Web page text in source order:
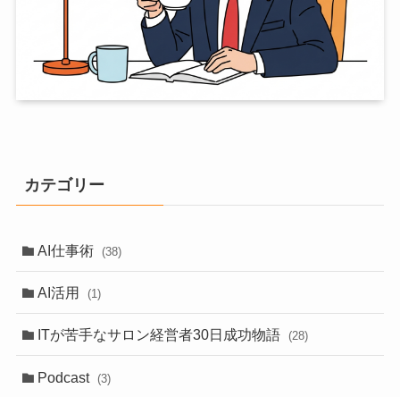
カテゴリー
AI仕事術 (38)
AI活用 (1)
ITが苦手なサロン経営者30日成功物語 (28)
Podcast (3)